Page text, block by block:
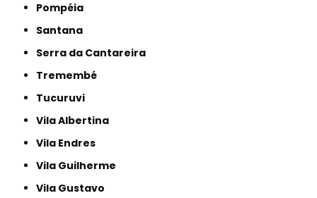
Pompéia
Santana
Serra da Cantareira
Tremembé
Tucuruvi
Vila Albertina
Vila Endres
Vila Guilherme
Vila Gustavo